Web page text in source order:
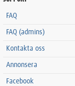
FAQ
FAQ (admins)
Kontakta oss
Annonsera
Facebook